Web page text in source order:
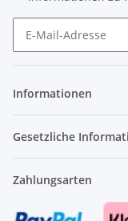
Informationen
Gesetzliche
Zahlungsarten